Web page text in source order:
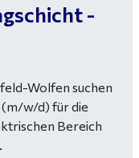
-
Wolfen suchen
w/d) für die
Bereich